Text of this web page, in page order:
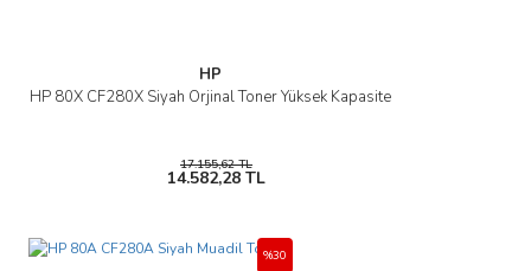
HP
HP 80X CF280X Siyah Orjinal Toner Yüksek Kapasite
17.155,62 TL
14.582,28 TL
%30